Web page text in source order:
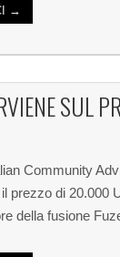
→
SUL
Community
prezzo di 20.000
della fusione